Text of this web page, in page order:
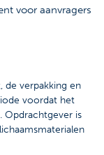
voor aanvragers
de verpakking en
voordat het
Opdrachtgever is